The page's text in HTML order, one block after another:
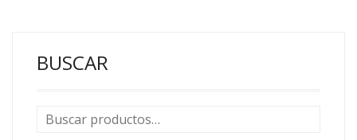
BUSCAR